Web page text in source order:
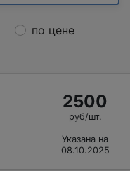
по цене
2500
руб/шт.
Указана на
08.10.2025